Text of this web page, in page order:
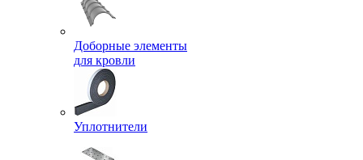
Доборные элементы
для кровли
Уплотнители